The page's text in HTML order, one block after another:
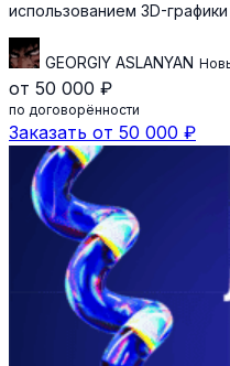
использованием 3D-
GEORGIY ASLANYAN
от 50 000 ₽
по договорённости
Заказать от 50 000 ₽